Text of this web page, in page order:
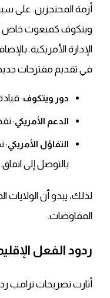
أزمة المحتجزين. على
ويتكوف كمبعوث خاص
الإدارة الأمريكية.
في تقديم مقترحات
دور ويتكوف:
الدعم الأمريكي:
التفاؤل الأمريكي:
بالتوصل إلى اتفاق.
لذلك، يبدو أن
المفاوضات.
ردود الفعل
أثارت تصريحات ترامب